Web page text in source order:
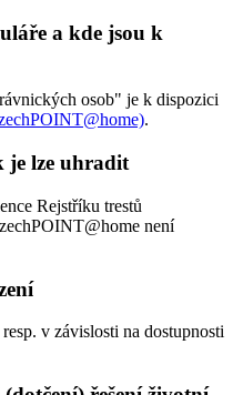
a kde jsou k
osob" je k dispozici
.
je lze uhradit
Rejstříku trestů
není
v závislosti na dostupnosti